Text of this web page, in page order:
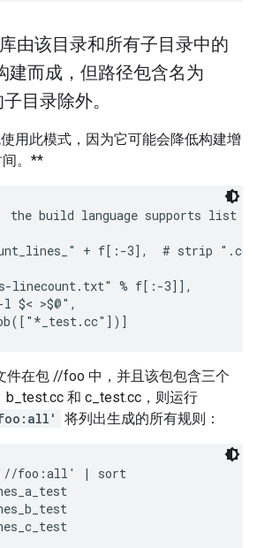
由该目录和所有子目录中的
建而成，但路径包含名为
目录除外。
用此模式，因为它可能会降低构建增
间。**
the build language supports list
+ f[:-3],  # strip ".cc"
linecount.txt" % f[:-3]],
$< >$@",
件在包 //foo 中，并且该包包含三个
b_test.cc 和 c_test.cc，则运行
将列出生成的所有规则：
'//foo:all' | sort